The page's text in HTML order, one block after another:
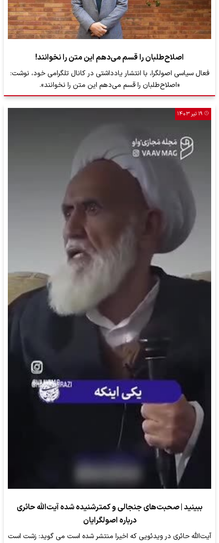
اصلاح‌طلبان را قسم می‌دهم این متن را نخوانند!
فعال سیاسی اصولگرا، با انتشار یادداشتی در کانال تلگرامی خود، نوشت:
«اصلاح‌طلبان را قسم می‌دهم این متن را نخوانند».
۱۹ تیر ۱۴۰۳
ببینید | صحبت‌های جنجالی و کمترشنیده شده آیت‌الله حائری
درباره اصولگرایان
آیت‌الله حائری در ویدئویی که اخیرا منتشر شده است می گوید: زشت است